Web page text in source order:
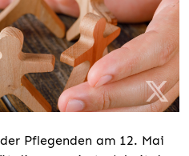
Pflegenden am 12. Mai